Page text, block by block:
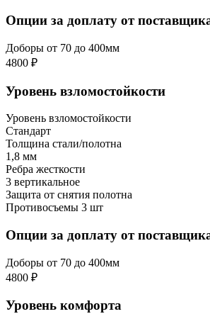
Опции за доплату от
Доборы от 70 до 400мм
4800 ₽
Уровень взломостойкости
Уровень взломостойкости
Стандарт
Толщина стали/полотна
1,8 мм
Ребра жесткости
3 вертикальное
Защита от снятия полотна
Противосъемы 3 шт
Опции за доплату от
Доборы от 70 до 400мм
4800 ₽
Уровень комфорта